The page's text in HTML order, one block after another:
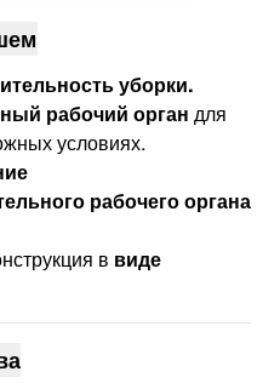
уборки.
рабочий орган для
условиях.
рабочего органа
в виде